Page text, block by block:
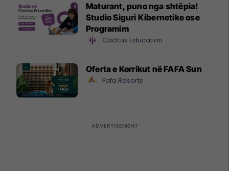
Maturant, puno nga shtëpia!
Studio Siguri Kibernetike ose
Programim
Cacttus Education
Oferta e Korrikut në FAFA Sun
Fafa Resorts